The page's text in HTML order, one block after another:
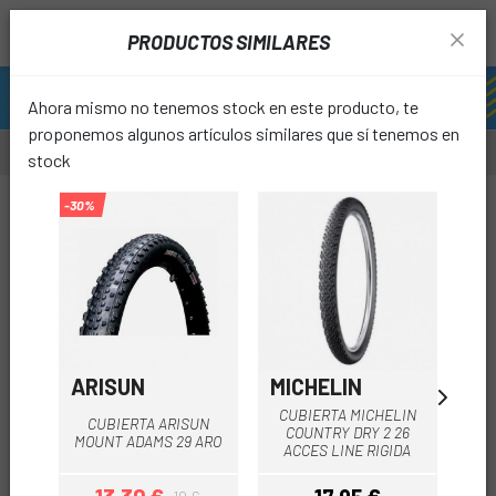
PRODUCTOS SIMILARES
Ahora mismo no tenemos stock en este producto, te
proponemos algunos artículos similares que sí tenemos en
stock
-30%
ARISUN
CUBIERTA ARISUN
MOUNT ADAMS 29 ARO
MICHELIN
CUBIERTA MICHELIN
COUNTRY DRY 2 26
ACCES LINE RIGIDA